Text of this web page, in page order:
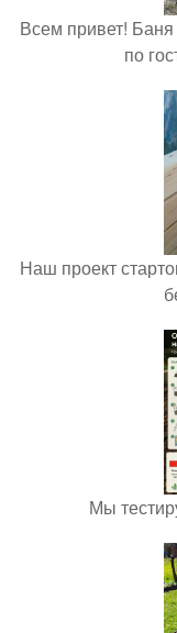
Всем привет! Баня
по
Наш проект
Мы